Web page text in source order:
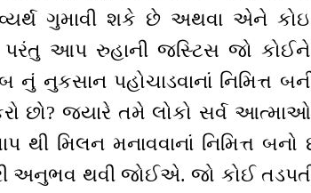
ગુમાવી શકે છે અથવા એને કોઇ
પરંતુ આપ રુહાની જસ્ટિસ જો
નુકસાન પહોચાડવાનાં નિમિત્ત
છો? જ્યારે તમે લોકો સર્વ આત્માઓ
મિલન મનાવવાનાં નિમિત્ત બનો
અનુભવ થવી જોઈએ. જો કોઈ